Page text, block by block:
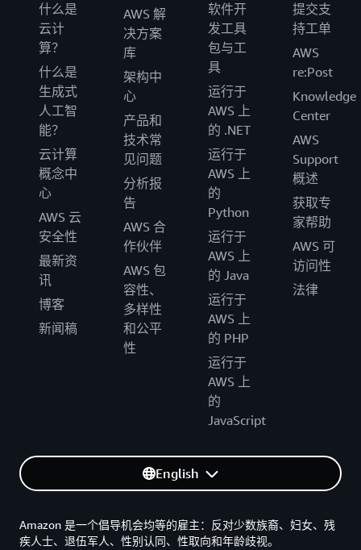
什么是
云计
算？
什么是
生成式
人工智
能？
云计算
概念中
心
AWS 云
安全性
最新资
讯
博客
新闻稿
AWS 解
决方案
库
架构中
心
产品和
技术常
见问题
分析报
告
AWS 合
作伙伴
AWS 包
容性、
多样性
和公平
性
软件开
发工具
包与工
具
运行于
AWS 上
的 .NET
运行于
AWS 上
的
Python
运行于
AWS 上
的 Java
运行于
AWS 上
的 PHP
运行于
AWS 上
的
JavaScript
提交支
持工单
AWS
re:Post
Knowledge
Center
AWS
Support
概述
获取专
家帮助
AWS 可
访问性
法律
English
Amazon 是一个倡导机会均等的雇主：反对少数族裔、妇女、残
疾人士、退伍军人、性别认同、性取向和年龄歧视。